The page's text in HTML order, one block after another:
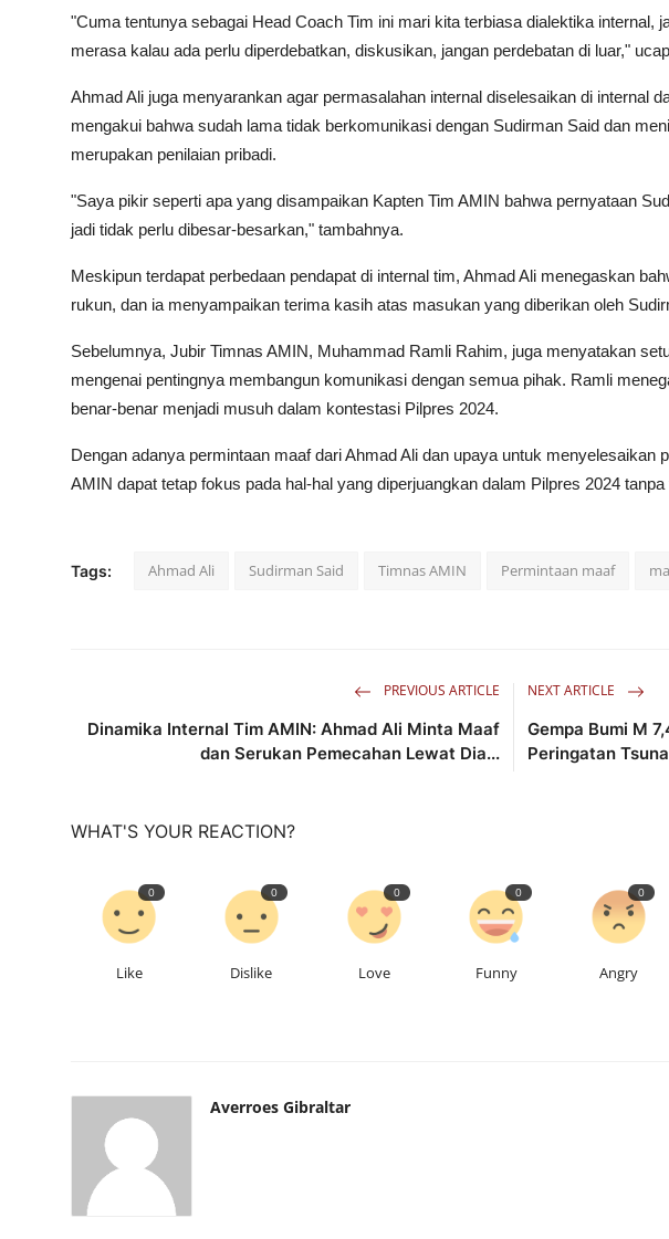
"Cuma tentunya sebagai Head Coach Tim ini mari kita terbiasa dialektika internal,
merasa kalau ada perlu diperdebatkan, diskusikan, jangan perdebatan di luar,"
Ahmad Ali juga menyarankan agar permasalahan internal diselesaikan di internal
mengakui bahwa sudah lama tidak berkomunikasi dengan Sudirman Said dan
merupakan penilaian pribadi.
"Saya pikir seperti apa yang disampaikan Kapten Tim AMIN bahwa pernyataan
jadi tidak perlu dibesar-besarkan," tambahnya.
Meskipun terdapat perbedaan pendapat di internal tim, Ahmad Ali menegaskan
rukun, dan ia menyampaikan terima kasih atas masukan yang diberikan oleh
Sebelumnya, Jubir Timnas AMIN, Muhammad Ramli Rahim, juga menyatakan
mengenai pentingnya membangun komunikasi dengan semua pihak. Ramli
benar-benar menjadi musuh dalam kontestasi Pilpres 2024.
Dengan adanya permintaan maaf dari Ahmad Ali dan upaya untuk menyelesaikan
AMIN dapat tetap fokus pada hal-hal yang diperjuangkan dalam Pilpres 2024
Tags: Ahmad Ali Sudirman Said Timnas AMIN Permintaan maaf
PREVIOUS ARTICLE
Dinamika Internal Tim AMIN: Ahmad Ali Minta Maaf
dan Serukan Pemecahan Lewat Dia...
NEXT ARTICLE
Gempa Bumi M
Peringatan
WHAT'S YOUR REACTION?
0
Like
0
Dislike
0
Love
0
Funny
0
Angry
Averroes Gibraltar